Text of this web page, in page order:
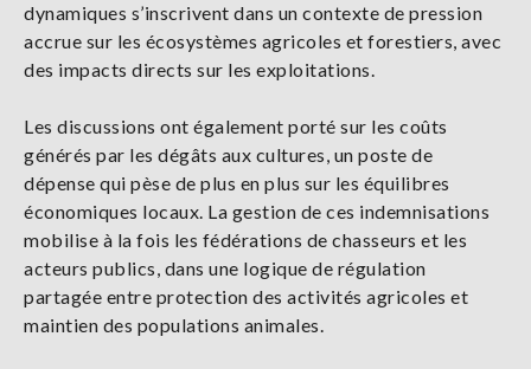
dynamiques s’inscrivent dans un contexte de pression
accrue sur les écosystèmes agricoles et forestiers, avec
des impacts directs sur les exploitations.
Les discussions ont également porté sur les coûts
générés par les dégâts aux cultures, un poste de
dépense qui pèse de plus en plus sur les équilibres
économiques locaux. La gestion de ces indemnisations
mobilise à la fois les fédérations de chasseurs et les
acteurs publics, dans une logique de régulation
partagée entre protection des activités agricoles et
maintien des populations animales.